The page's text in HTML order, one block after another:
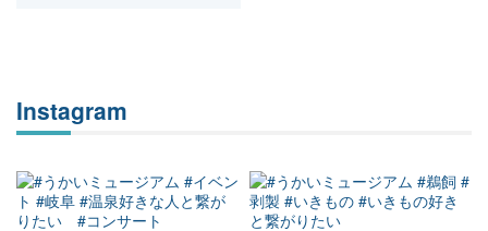
Instagram